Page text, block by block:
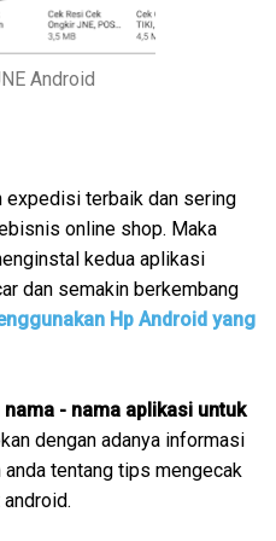
Android
expedisi terbaik dan sering
online shop. Maka
kedua aplikasi
dan semakin berkembang
Hp Android yang
nama - nama aplikasi untuk
dengan adanya informasi
tentang tips mengecak